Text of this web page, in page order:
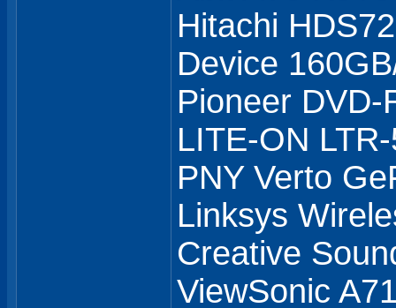
Hitachi
Device
Pioneer DVD-
LITE-ON
PNY Verto
Linksys
Creative
ViewSonic